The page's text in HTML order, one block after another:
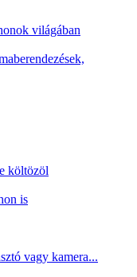
világában
költözöl
is
vagy kamera...